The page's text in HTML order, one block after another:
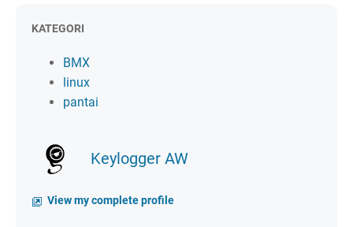
KATEGORI
BMX
linux
pantai
Keylogger AW
View my complete profile